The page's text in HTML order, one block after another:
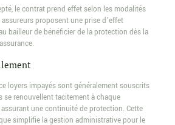
le contrat prend effet selon les modalités
proposent une prise d’effet
bailleur de bénéficier de la protection dès la
loyers impayés sont généralement souscrits
se renouvellent tacitement à chaque
une continuité de protection. Cette
simplifie la gestion administrative pour le